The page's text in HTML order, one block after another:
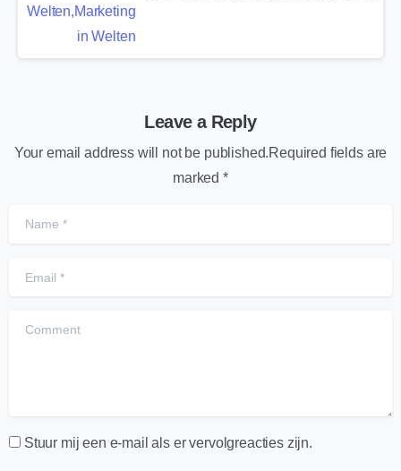
Leave a Reply
Your email address will not be published.Required fields are
marked *
Name
Comment
Stuur mij een e-mail als er vervolgreacties zijn.